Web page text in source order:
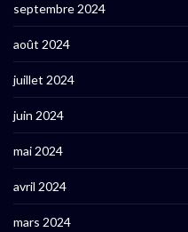
septembre 2024
août 2024
juillet 2024
juin 2024
mai 2024
avril 2024
mars 2024